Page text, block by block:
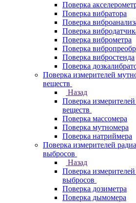
Поверка
Поверка вибратора
Поверка
Поверка
Поверка виброметра
Поверка
Поверка вибростенда
Поверка
Поверка измерителей
веществ
Назад
Поверка
веществ
Поверка массомера
Поверка мутномера
Поверка натриймера
Поверка измерителей
выбросов
Назад
Поверка
выбросов
Поверка дозиметра
Поверка дымомера